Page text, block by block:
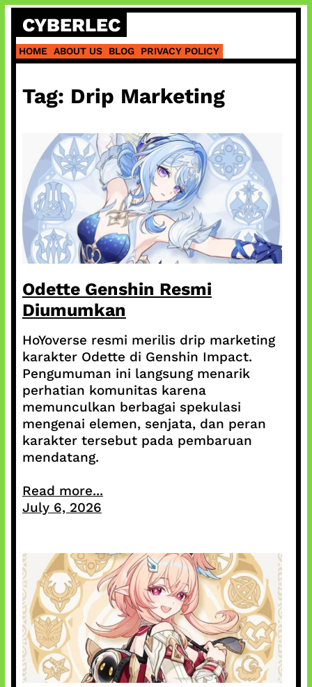
Skip
content
CYBERLEC
HOME ABOUT US BLOG PRIVACY POLICY
Tag: Drip Marketing
Odette Genshin Resmi
Diumumkan
HoYoverse resmi merilis drip marketing
karakter Odette di Genshin Impact.
Pengumuman ini langsung menarik
perhatian komunitas karena
memunculkan berbagai spekulasi
mengenai elemen, senjata, dan peran
karakter tersebut pada pembaruan
mendatang.
Read more...
July 6, 2026